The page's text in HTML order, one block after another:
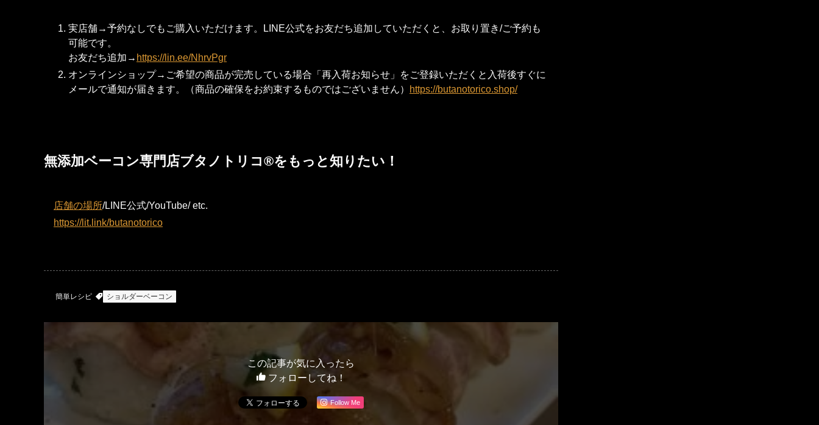
実店舗→予約なしでもご購入いただけます。LINE公式をお友だち追加していただくと、お取り置き/ご予約も
可能です。
お友だち追加→ https://lin.ee/NhrvPgr
オンラインショップ→ご希望の商品が完売している場合「再入荷お知らせ」をご登録いただくと入荷後すぐに
メールで通知が届きます。（商品の確保をお約束するものではございません）
https://butanotorico.shop/
無添加ベーコン専門店ブタノトリコ®をもっと知りたい！
店舗の場所/LINE公式/YouTube/ etc.
https://lit.link/butanotorico
簡単レシピ ショルダーベーコン
この記事が気に入ったら
フォローしてね！
Follow Me